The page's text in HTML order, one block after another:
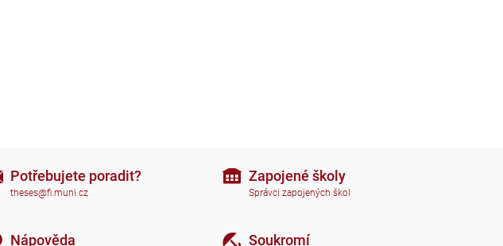
Potřebujete poradit?
theses@fi.muni.cz
Nápověda
Zapojené školy
Správci zapojených škol
Soukromí